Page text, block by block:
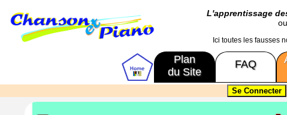
L'apprentissage
Ici toutes les fausses
Plan
du Site
FAQ